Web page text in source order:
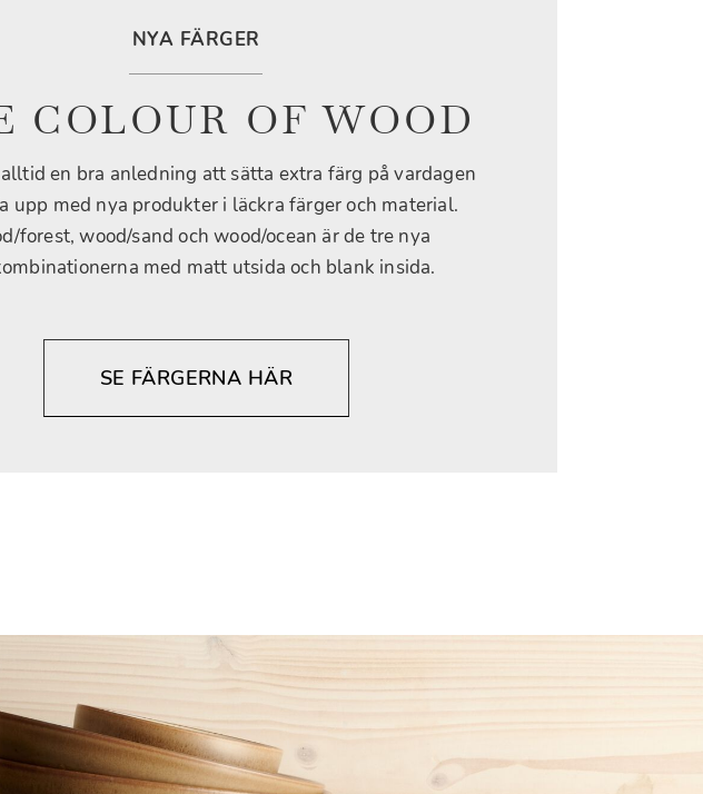
NYA FÄRGER
COLOUR OF WOOD
en bra anledning att sätta extra färg på vardagen
upp med nya produkter i läckra färger och material.
forest, wood/sand och wood/ocean är de tre nya
med matt utsida och blank insida.
SE FÄRGERNA HÄR